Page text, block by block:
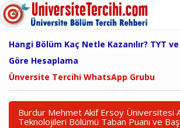
Hangi Bölüm Kaç Netle Kazanılır? TYT ve
Göre Hesaplama
Ünversite Tercihi WhatsApp Grubu
Burdur Mehmet Akif Ersoy Üniversitesi
Teknolojileri Bölümü Taban Puanı ve